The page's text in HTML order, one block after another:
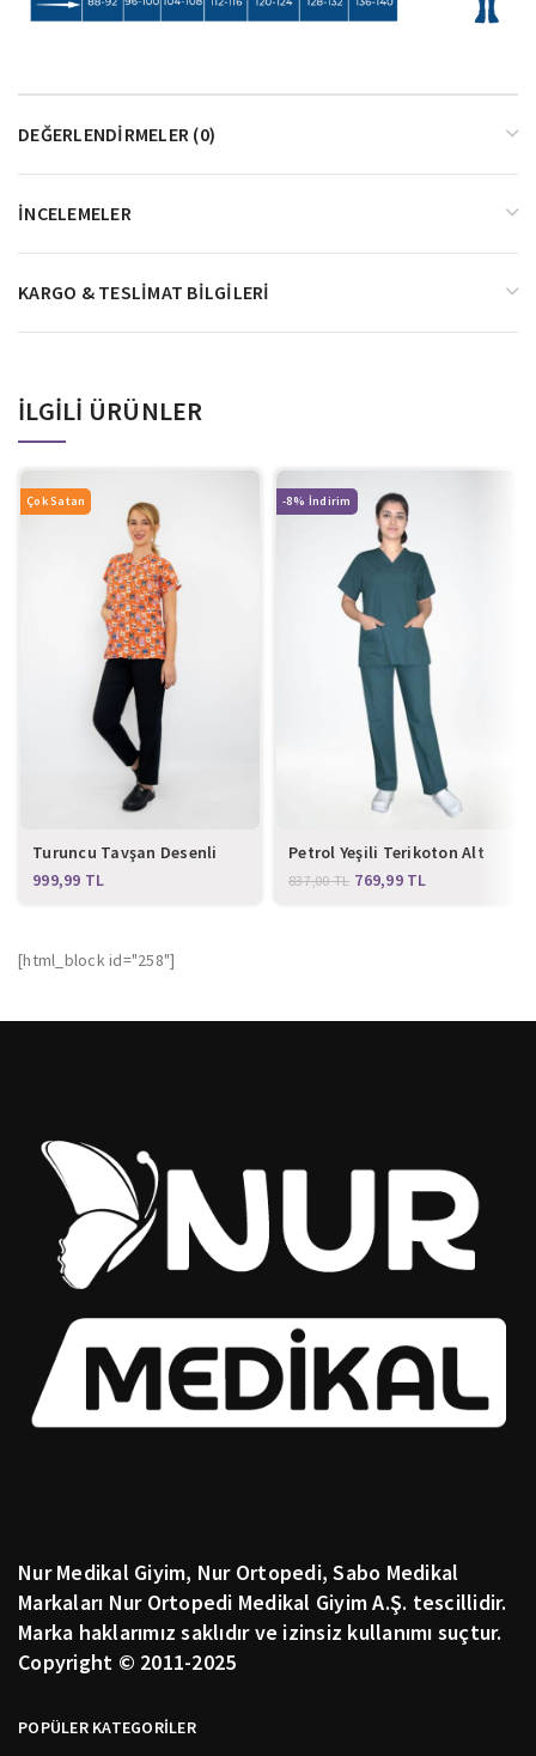
DEĞERLENDIRMELER (0)
İNCELEMELER
KARGO & TESLIMAT BILGILERI
İLGILI ÜRÜNLER
Çok Satan
Turuncu Tavşan Desenli
Likralı Alt Üst Takım
TL
-8%
Petrol Yeşili Terikoton Alt
Üst Takım
837,00TL 769,99 TL
[html_block id="258"]
Nur Medikal Giyim, Nur Ortopedi, Sabo Medikal
Markaları Nur Ortopedi Medikal Giyim A.Ş. tescillidir.
Marka haklarımız saklıdır ve izinsiz kullanımı suçtur.
Copyright © 2011-2025
POPÜLER KATEGORİLER